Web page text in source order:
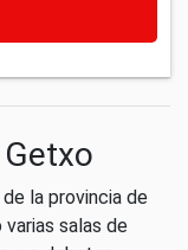
la provincia de
salas de